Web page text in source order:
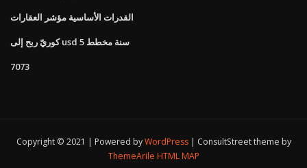
القدرات الأساسية مؤشر العقارات
كوريّ ربح إلى usd 5 سنة مخطط
7073
Copyright © 2021 | Powered byWordPress
ConsultStreet theme by
ThemeArile HTML MAP